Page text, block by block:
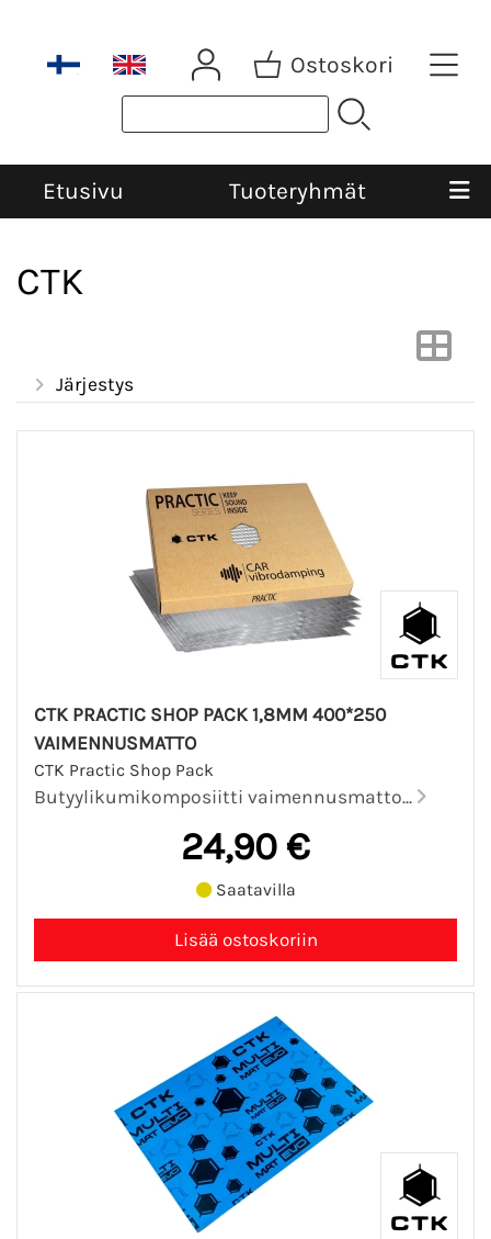
Ostoskori
Etusivu Tuoteryhmät
CTK
Järjestys
CTK PRACTIC SHOP PACK 1,8MM 400*250
VAIMENNUSMATTO
CTK Practic Shop Pack
Butyylikumikomposiitti vaimennusmatto...
24,90 €
Saatavilla